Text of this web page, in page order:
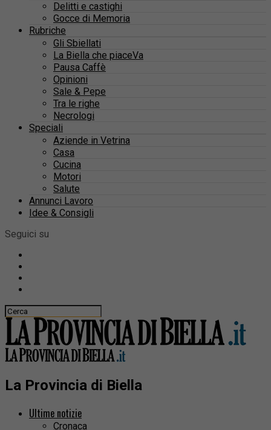
Delitti e castighi
Gocce di Memoria
Rubriche
Gli Sbiellati
La Biella che piaceVa
Pausa Caffè
Opinioni
Sale & Pepe
Tra le righe
Necrologi
Speciali
Aziende in Vetrina
Casa
Cucina
Motori
Salute
Annunci Lavoro
Idee & Consigli
Seguici su
La Provincia di Biella
Ultime notizie
Cronaca